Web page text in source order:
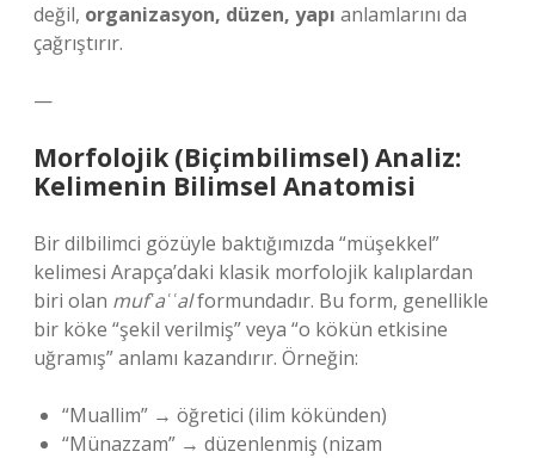
değil, organizasyon, düzen, yapı anlamlarını da
çağrıştırır.
—
Morfolojik (Biçimbilimsel) Analiz:
Kelimenin Bilimsel Anatomisi
Bir dilbilimci gözüyle baktığımızda “müşekkel”
kelimesi Arapça’daki klasik morfolojik kalıplardan
biri olan mufʿaʿʿalformundadır. Bu form, genellikle
bir köke “şekil verilmiş” veya “o kökün etkisine
uğramış” anlamı kazandırır. Örneğin:
“Muallim” → öğretici (ilim kökünden)
“Münazzam” → düzenlenmiş (nizam